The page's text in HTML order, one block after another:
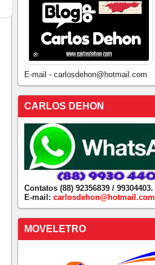
E-mail - carlosdehon@hotmail.com
CARLOS DEHON
Contatos (88) 92356839 / 99304403.
E-mail: carlosdehon@hotmail.com
MOVELETRO